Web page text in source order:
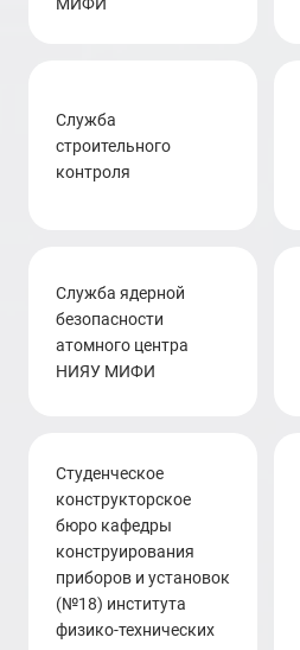
Служба
строительного
контроля
Служба ядерной
безопасности
атомного центра
НИЯУ МИФИ
Студенческое
конструкторское
бюро кафедры
конструирования
приборов и установок
(№18) института
физико-технических